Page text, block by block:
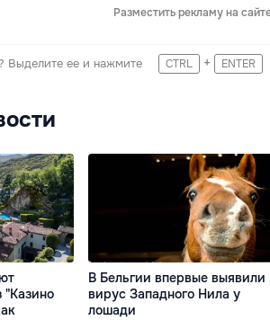
Разместить рекламу на
Выделите ее и нажмите CTRL + ENTER
"Казино
В Бельгии впервые выявили
вирус Западного Нила у
лошади